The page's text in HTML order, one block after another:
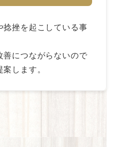
挫を起こしている事
善につながらないので
します。